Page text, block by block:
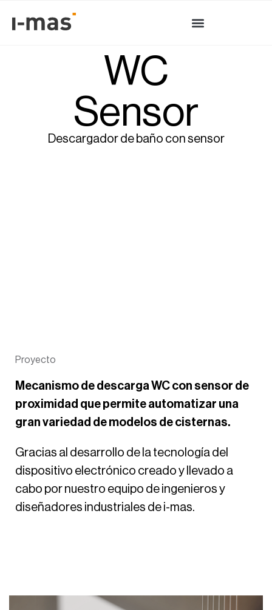
WC
Sensor
Descargador de baño con sensor
Proyecto
Mecanismo de descarga WC con sensor de
proximidad que permite automatizar una
gran variedad de modelos de cisternas.
Gracias al desarrollo de la tecnología del
dispositivo electrónico creado y llevado a
cabo por nuestro equipo de ingenieros y
diseñadores industriales de i-mas.